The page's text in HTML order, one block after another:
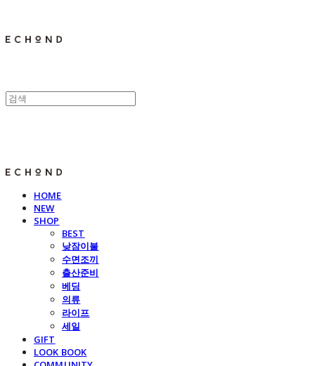
HOME
NEW
SHOP
BEST
낮잠이불
수면조끼
출산준비
베딩
의류
라이프
세일
GIFT
LOOK BOOK